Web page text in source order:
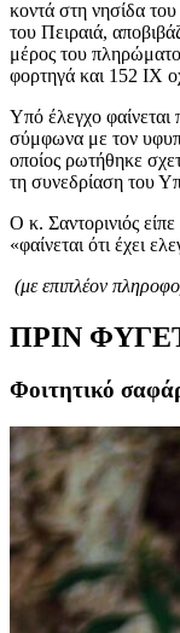
κοντά στη νησίδα
του Πειραιά,
μέρος του
φορτηγά και 152 ΙΧ
Υπό έλεγχο φαίνεται
σύμφωνα με τον
οποίος ρωτήθηκε
τη συνεδρίαση του
Ο κ. Σαντορινιός
«φαίνεται ότι έχει
(με επιπλέον
ΠΡΙΝ
Φοιτητικό